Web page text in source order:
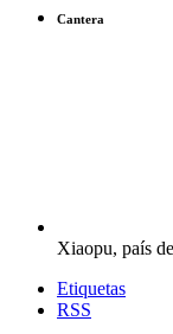
Cantera
Xiaopu, país
Etiquetas
RSS